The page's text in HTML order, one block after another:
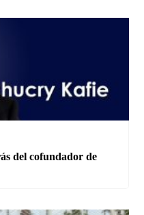
del cofundador de